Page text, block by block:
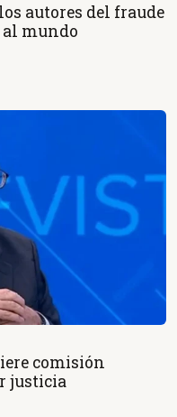
autores del fraude
mundo
comisión
justicia